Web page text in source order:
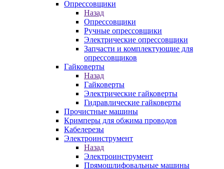
Опрессовщики
Назад
Опрессовщики
Ручные опрессовщики
Электрические опрессовщики
Запчасти и комплектующие для
опрессовщиков
Гайковерты
Назад
Гайковерты
Электрические гайковерты
Гидравлические гайковерты
Прочистные машины
Кримперы для обжима проводов
Кабелерезы
Электроинструмент
Назад
Электроинструмент
Прямошлифовальные машины